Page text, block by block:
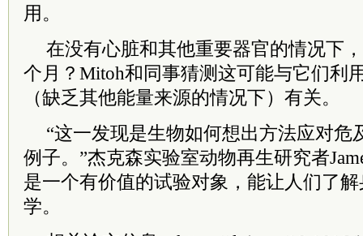
用。
在没有心脏和其他重要器官的情况下
个月？Mitoh和同事猜测这可能与它们利
（缺乏其他能量来源的情况下）有关。
“这一发现是生物如何想出方法应对危
例子。”杰克森实验室动物再生研究者
是一个有价值的试验对象，能让人们了
学。